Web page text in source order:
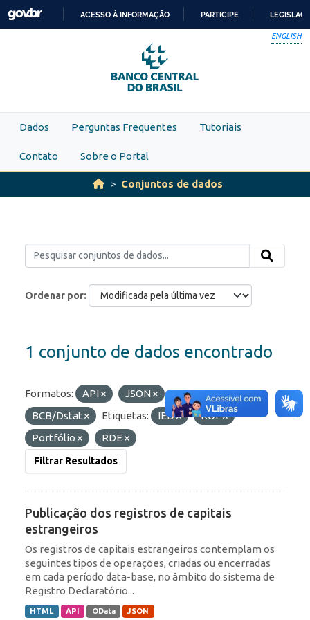
Skip to main content
PARA
O
CONTEÚDO
ACESSO À INFORMAÇÃO PARTICIPE
ENGLISH
Dados Perguntas Frequentes Tutoriais
Contato Sobre o Portal
Conjuntos de dados
Ordenar por
1 conjunto de dados encontrado
Formatos: API JSON
Organizações:
BCB/Dstat
Etiquetas: IED
ROF
Portfólio
RDE
Filtrar Resultados
Publicação dos registros de capitais
estrangeiros
Os registros de capitais estrangeiros contemplam os
seguintes tipos de operações, criadas ou encerradas
em cada período data-base, no âmbito do sistema de
Registro Declaratório...
HTML API OData JSON